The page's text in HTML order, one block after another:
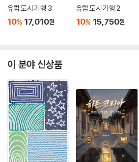
유럽 도시 기행 3
10% 17,010원
유럽 도시 기행 2
10% 15,750원
이 분야 신상품